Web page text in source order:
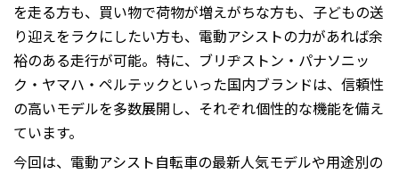
を走る方も、買い物で荷物が増えがちな方も、子どもの送
り迎えをラクにしたい方も、電動アシストの力があれば余
裕のある走行が可能。特に、ブリヂストン・パナソニッ
ク・ヤマハ・ペルテックといった国内ブランドは、信頼性
の高いモデルを多数展開し、それぞれ個性的な機能を備え
ています。
今回は、電動アシスト自転車の最新人気モデルや用途別の